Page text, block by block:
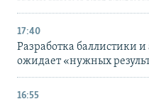
17:40
Разработка баллистики
ожидает «нужных
16:55